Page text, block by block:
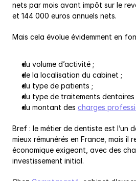
nets par mois avant impôt sur le
et 144 000 euros annuels nets.
Mais cela évolue évidemment en
du volume d’activité ;
de la localisation du cabinet ;
du type de patients ;
du type de traitements dentaires
du montant des charges
Bref : le métier de dentiste est l’un
mieux rémunérés en France, mais il
économique exigeant, avec des
investissement initial.